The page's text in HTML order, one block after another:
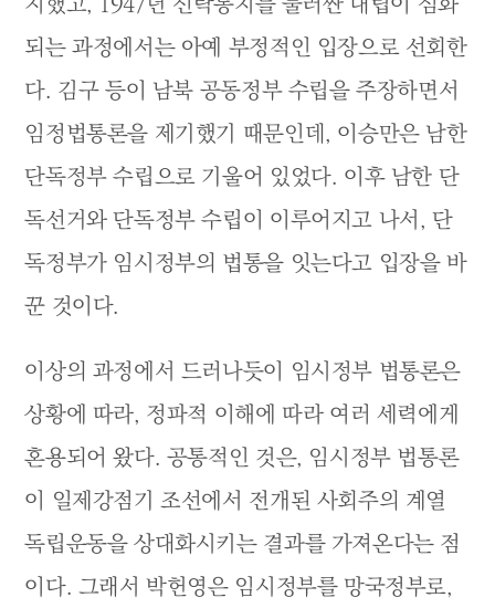
되는 과정에서는 아예 부정적인 입장으로 선회한
다. 김구 등이 남북 공동정부 수립을 주장하면서
임정법통론을 제기했기 때문인데, 이승만은 남한
단독정부 수립으로 기울어 있었다. 이후 남한 단
독선거와 단독정부 수립이 이루어지고 나서, 단
독정부가 임시정부의 법통을 잇는다고 입장을 바
꾼 것이다.
이상의 과정에서 드러나듯이 임시정부 법통론은
상황에 따라, 정파적 이해에 따라 여러 세력에게
혼용되어 왔다. 공통적인 것은, 임시정부 법통론
이 일제강점기 조선에서 전개된 사회주의 계열
독립운동을 상대화시키는 결과를 가져온다는 점
이다. 그래서 박헌영은 임시정부를 망국정부로,